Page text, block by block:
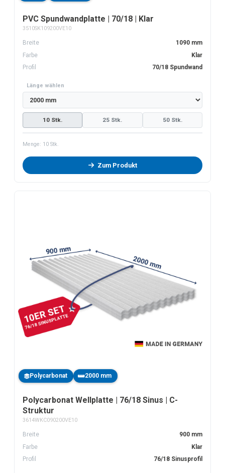
PVC Spundwandplatte | 70/18 | Klar
3510SK109200VE10
Breite
1090 mm
Farbe
Klar
Profil
70/18 Spundwand
Länge wählen
10 Stk. 25 Stk. 50 Stk.
Menge: 10 Stk.
Zum Produkt
Polycarbonat 2000 mm
Polycarbonat Wellplatte | 76/18 Sinus | C-
Struktur
3614WKC090200VE10
Breite
900 mm
Farbe
Klar
Profil
76/18 Sinusprofil